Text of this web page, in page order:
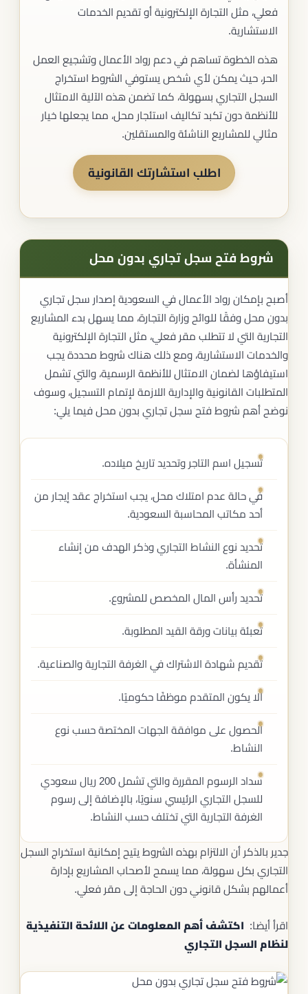
فعلي، مثل التجارة الإلكترونية أو تقديم الخدمات
الاستشارية.
هذه الخطوة تساهم في دعم رواد الأعمال وتشجيع العمل
الحر، حيث يمكن لأي شخص يستوفي الشروط استخراج
السجل التجاري بسهولة، كما تضمن هذه الآلية الامتثال
للأنظمة دون تكبد تكاليف استئجار محل، مما يجعلها خيار
مثالي للمشاريع الناشئة والمستقلين.
اطلب استشارتك القانونية
شروط فتح سجل تجاري بدون محل
أصبح بإمكان رواد الأعمال في السعودية إصدار سجل تجاري
بدون محل وفقًا للوائح وزارة التجارة، مما يسهل بدء المشاريع
التجارية التي لا تتطلب مقر فعلي، مثل التجارة الإلكترونية
والخدمات الاستشارية، ومع ذلك هناك شروط محددة يجب
استيفاؤها لضمان الامتثال للأنظمة الرسمية، والتي تشمل
المتطلبات القانونية والإدارية اللازمة لإتمام التسجيل، وسوف
نوضح أهم شروط فتح سجل تجاري بدون محل فيما يلي:
تسجيل اسم التاجر وتحديد تاريخ ميلاده.
في حالة عدم امتلاك محل، يجب استخراج عقد إيجار من
أحد مكاتب المحاسبة السعودية.
تحديد نوع النشاط التجاري وذكر الهدف من إنشاء
المنشأة.
تحديد رأس المال المخصص للمشروع.
تعبئة بيانات ورقة القيد المطلوبة.
تقديم شهادة الاشتراك في الغرفة التجارية والصناعية.
ألا يكون المتقدم موظفًا حكوميًا.
الحصول على موافقة الجهات المختصة حسب نوع
النشاط.
سداد الرسوم المقررة والتي تشمل 200 ريال سعودي
للسجل التجاري الرئيسي سنويًا، بالإضافة إلى رسوم
الغرفة التجارية التي تختلف حسب النشاط.
جدير بالذكر أن الالتزام بهذه الشروط يتيح إمكانية استخراج السجل
التجاري بكل سهولة، مما يسمح لأصحاب المشاريع بإدارة
أعمالهم بشكل قانوني دون الحاجة إلى مقر فعلي.
اقرأ أيضا: اكتشف أهم المعلومات عن اللائحة التنفيذية
لنظام السجل التجاري